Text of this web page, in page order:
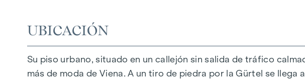
Sistema fotovoltaico en el tejado
Sala común
LLEGAR A CASA
UBICACIÓN
Su piso urbano, situado en un callejón sin salida de tráfico
más de moda de Viena. A un tiro de piedra por la Gürtel se